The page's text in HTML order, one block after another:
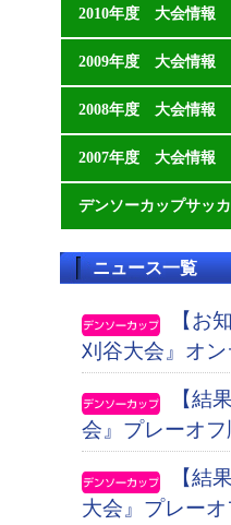
2010年度 大会情報
2009年度 大会情報
2008年度 大会情報
2007年度 大会情報
デンソーカップサッ
ニュース一覧
【お
刈谷大会』オ
【結
会』プレーオ
【結
大会』プレー